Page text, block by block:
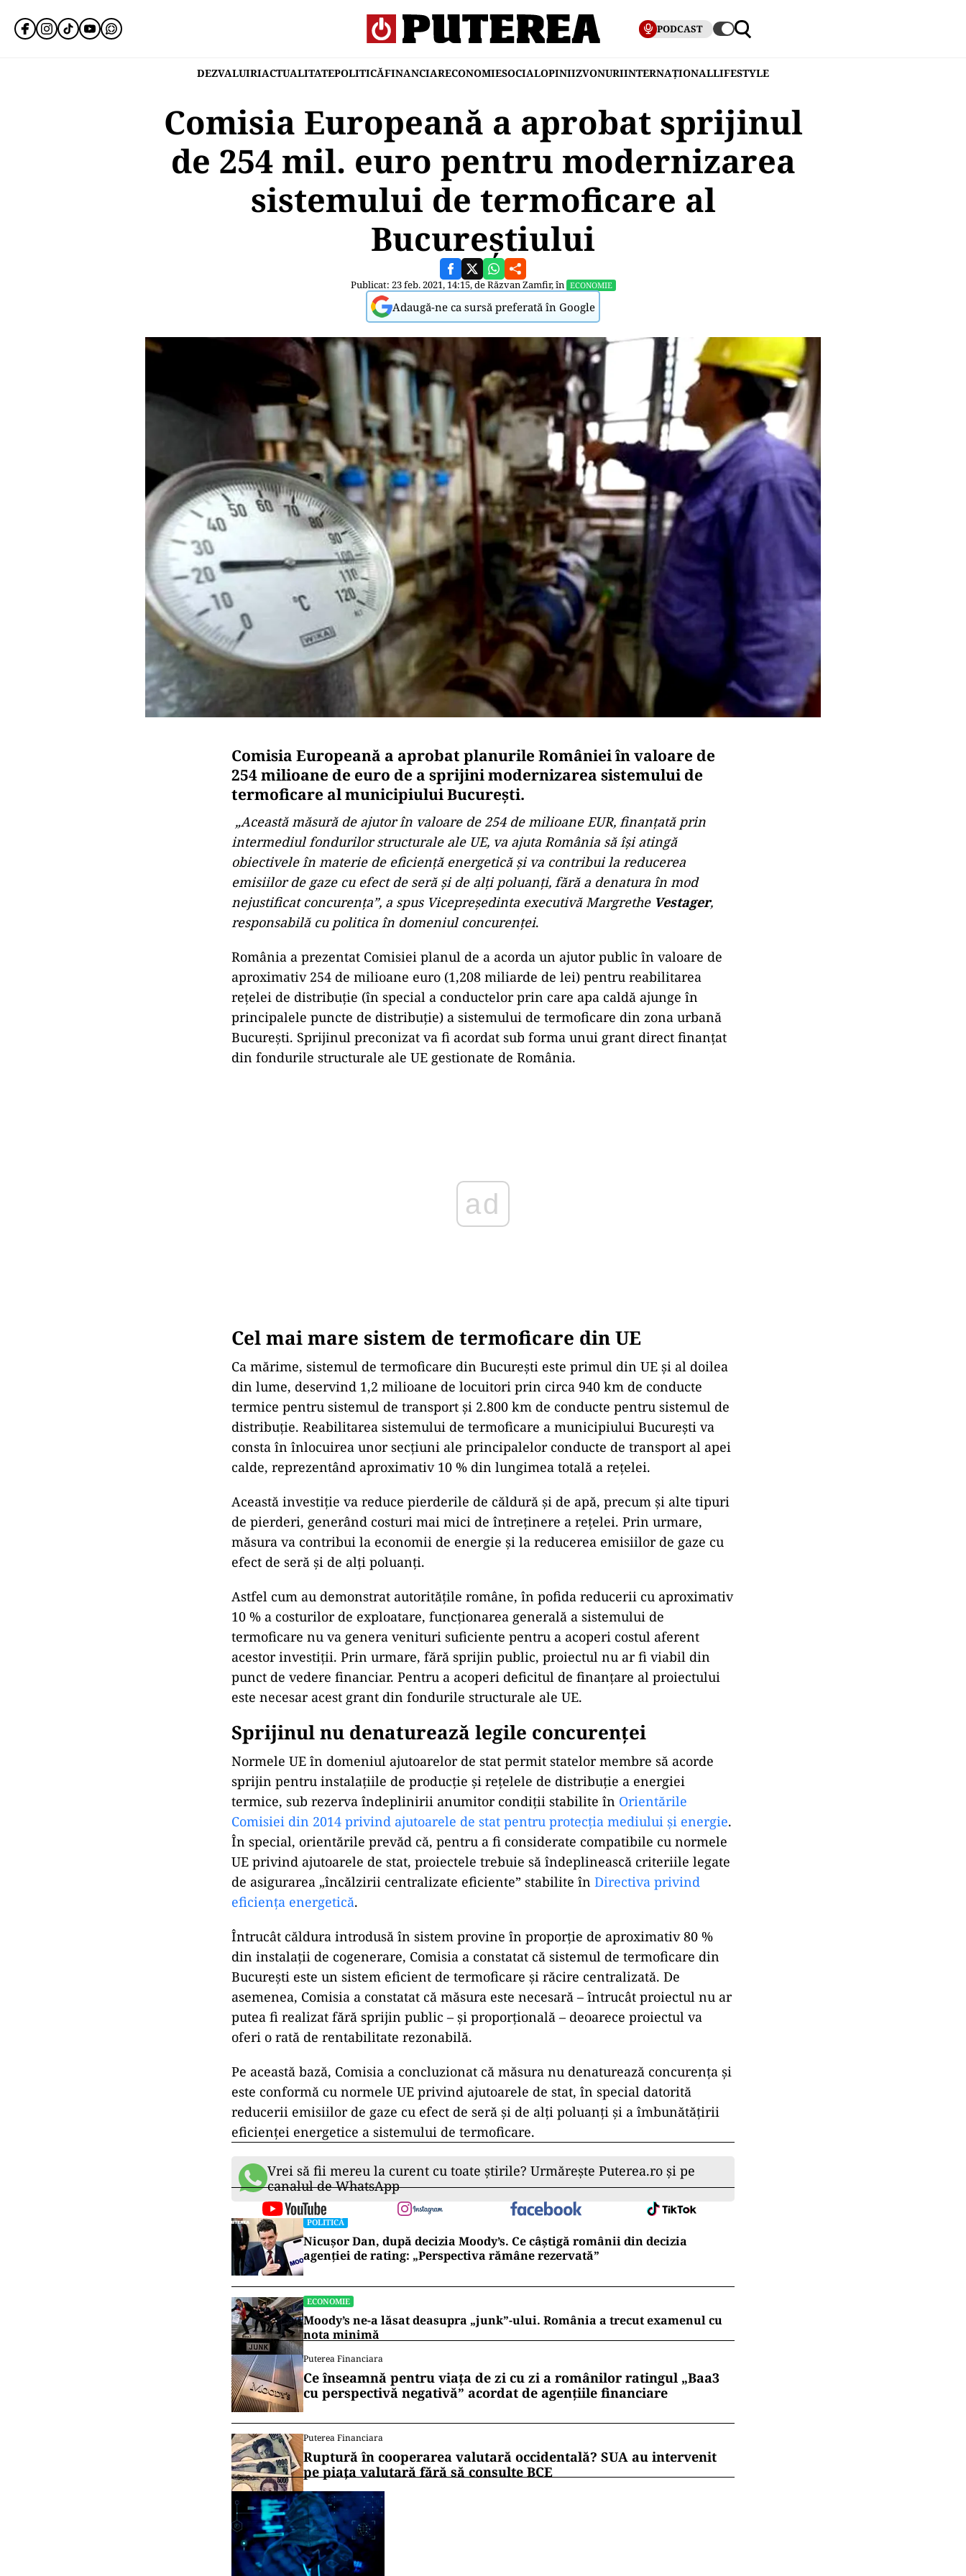
PODCAST
DEZVALUIRIACTUALITATEPOLITICĂFINANCIARECONOMIESOCIALOPINIIZVONURIINTERNAȚIONALLIFESTYLE
Comisia Europeană a aprobat sprijinul
de 254 mil. euro pentru modernizarea
sistemului de termoficare al
Bucureștiului
Publicat: 23 feb. 2021, 14:15, deRăzvan Zamfir, în ECONOMIE
Adaugă-ne ca sursă preferată în Google
Comisia Europeană a aprobat planurile României în valoare de
254 milioane de euro de a sprijini modernizarea sistemului de
termoficare al municipiului București.
„Această măsură de ajutor în valoare de 254 de milioane EUR, finanțată prin
intermediul fondurilor structurale ale UE, va ajuta România să își atingă
obiectivele în materie de eficiență energetică și va contribui la reducerea
emisiilor de gaze cu efect de seră și de alți poluanți, fără a denatura în mod
nejustificat concurența”, a spus Vicepreședinta executivă Margrethe Vestager,
responsabilă cu politica în domeniul concurenței.
România a prezentat Comisiei planul de a acorda un ajutor public în valoare de
aproximativ 254 de milioane euro (1,208 miliarde de lei) pentru reabilitarea
rețelei de distribuție (în special a conductelor prin care apa caldă ajunge în
principalele puncte de distribuție) a sistemului de termoficare din zona urbană
București. Sprijinul preconizat va fi acordat sub forma unui grant direct finanțat
din fondurile structurale ale UE gestionate de România.
Cel mai mare sistem de termoficare din UE
Ca mărime, sistemul de termoficare din București este primul din UE și al doilea
din lume, deservind 1,2 milioane de locuitori prin circa 940 km de conducte
termice pentru sistemul de transport și 2.800 km de conducte pentru sistemul de
distribuție. Reabilitarea sistemului de termoficare a municipiului București va
consta în înlocuirea unor secțiuni ale principalelor conducte de transport al apei
calde, reprezentând aproximativ 10 % din lungimea totală a rețelei.
Această investiție va reduce pierderile de căldură și de apă, precum și alte tipuri
de pierderi, generând costuri mai mici de întreținere a rețelei. Prin urmare,
măsura va contribui la economii de energie și la reducerea emisiilor de gaze cu
efect de seră și de alți poluanți.
Astfel cum au demonstrat autoritățile române, în pofida reducerii cu aproximativ
10 % a costurilor de exploatare, funcționarea generală a sistemului de
termoficare nu va genera venituri suficiente pentru a acoperi costul aferent
acestor investiții. Prin urmare, fără sprijin public, proiectul nu ar fi viabil din
punct de vedere financiar. Pentru a acoperi deficitul de finanțare al proiectului
este necesar acest grant din fondurile structurale ale UE.
Sprijinul nu denaturează legile concurenței
Normele UE în domeniul ajutoarelor de stat permit statelor membre să acorde
sprijin pentru instalațiile de producție și rețelele de distribuție a energiei
termice, sub rezerva îndeplinirii anumitor condiții stabilite în Orientările
Comisiei din 2014 privind ajutoarele de stat pentru protecția mediului și energie.
În special, orientările prevăd că, pentru a fi considerate compatibile cu normele
UE privind ajutoarele de stat, proiectele trebuie să îndeplinească criteriile legate
de asigurarea „încălzirii centralizate eficiente” stabilite în Directiva privind
eficiența energetică.
Întrucât căldura introdusă în sistem provine în proporție de aproximativ 80 %
din instalații de cogenerare, Comisia a constatat că sistemul de termoficare din
București este un sistem eficient de termoficare și răcire centralizată. De
asemenea, Comisia a constatat că măsura este necesară – întrucât proiectul nu ar
putea fi realizat fără sprijin public – și proporțională – deoarece proiectul va
oferi o rată de rentabilitate rezonabilă.
Pe această bază, Comisia a concluzionat că măsura nu denaturează concurența și
este conformă cu normele UE privind ajutoarele de stat, în special datorită
reducerii emisiilor de gaze cu efect de seră și de alți poluanți și a îmbunătățirii
eficienței energetice a sistemului de termoficare.
Vrei să fii mereu la curent cu toate știrile? Urmărește Puterea.ro și pe
canalul de WhatsApp
POLITICĂ
Nicușor Dan, după decizia Moody’s. Ce câștigă românii din decizia
agenției de rating: „Perspectiva rămâne rezervată”
ECONOMIE
Moody’s ne-a lăsat deasupra „junk”-ului. România a trecut examenul cu
nota minimă
Puterea Financiara
Ce înseamnă pentru viața de zi cu zi a românilor ratingul „Baa3
cu perspectivă negativă” acordat de agențiile financiare
Puterea Financiara
Ruptură în cooperarea valutară occidentală? SUA au intervenit
pe piața valutară fără să consulte BCE